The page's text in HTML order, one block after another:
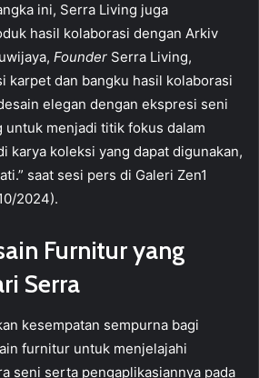
ini, Serra Living juga
hasil kolaborasi dengan Arkiv
Founder Serra Living,
karpet dan bangku hasil kolaborasi
elegan dengan ekspresi seni
untuk menjadi titik fokus dalam
karya koleksi yang dapat digunakan,
saat sesi pers di Galeri Zen1
2024).
Furnitur yang
Serra
kesempatan sempurna bagi
furnitur untuk menjelajahi
seni serta pengaplikasiannya pada